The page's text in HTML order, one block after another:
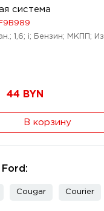
система
1,6; i; Бензин; МКПП; Из
44 BYN
В корзину
Cougar Courier